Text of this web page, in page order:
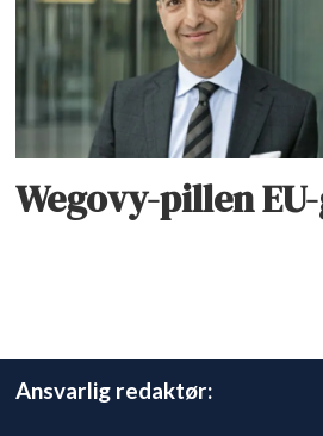
Wegovy-pillen
Ansvarlig redaktør: